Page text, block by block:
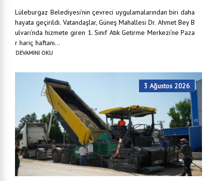
Lüleburgaz Belediyesi’nin çevreci uygulamalarından biri daha
hayata geçirildi. Vatandaşlar, Güneş Mahallesi Dr. Ahmet Bey B
ulvarı’nda hizmete giren 1. Sınıf Atık Getirme Merkezi’ne Paza
r hariç haftanı...
DEVAMINI OKU
3 Ağustos 2026